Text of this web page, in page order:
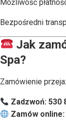
Możliwość
Bezpośredni
Jak
Spa?
Zamówienie
Zadzwoń: 530
Zamów online: